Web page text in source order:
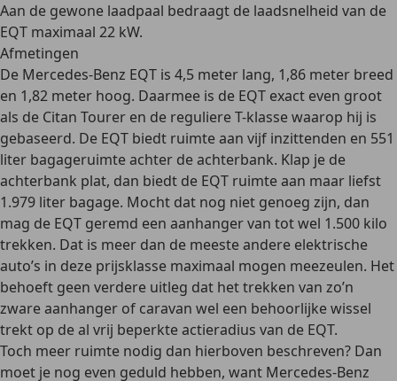
Aan de gewone laadpaal bedraagt de laadsnelheid van de
EQT maximaal 22 kW.
Afmetingen
De Mercedes-Benz EQT is 4,5 meter lang, 1,86 meter breed
en 1,82 meter hoog. Daarmee is de EQT exact even groot
als de Citan Tourer en de reguliere T-klasse waarop hij is
gebaseerd. De EQT biedt ruimte aan vijf inzittenden en 551
liter bagageruimte achter de achterbank. Klap je de
achterbank plat, dan biedt de EQT ruimte aan maar liefst
1.979 liter bagage. Mocht dat nog niet genoeg zijn, dan
mag de EQT geremd een aanhanger van tot wel 1.500 kilo
trekken. Dat is meer dan de meeste andere elektrische
auto’s in deze prijsklasse maximaal mogen meezeulen. Het
behoeft geen verdere uitleg dat het trekken van zo’n
zware aanhanger of caravan wel een behoorlijke wissel
trekt op de al vrij beperkte actieradius van de EQT.
Toch meer ruimte nodig dan hierboven beschreven? Dan
moet je nog even geduld hebben, want Mercedes-Benz